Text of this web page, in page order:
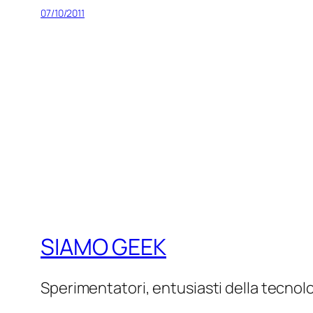
07/10/2011
SIAMO GEEK
Sperimentatori, entusiasti della